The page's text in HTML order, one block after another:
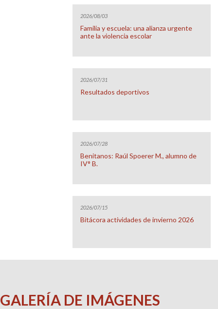
2026/08/03
Familia y escuela: una alianza urgente
ante la violencia escolar
2026/07/31
Resultados deportivos
2026/07/28
Benitanos: Raúl Spoerer M., alumno de
IV° B.
2026/07/15
Bitácora actividades de invierno 2026
GALERÍA DE IMÁGENES